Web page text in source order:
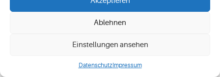
Ablehnen
Einstellungen ansehen
DatenschutzImpressum
Kostenanalyse der
Entkernungsarbeiten
Planung von Entkernungsprojekten. Dieser Abschnitt